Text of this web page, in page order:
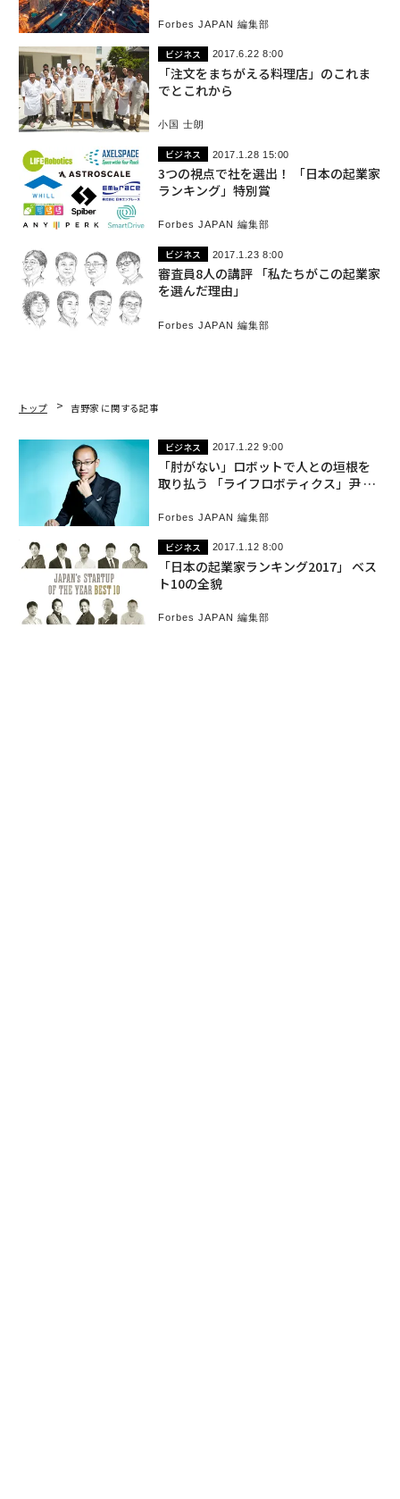
Forbes JAPAN 編集部
ビジネス 2017.6.22 8:00
「注文をまちがえる料理店」のこれま
でとこれから
小国 士朗
ビジネス 2017.1.28 15:00
3つの視点で社を選出！ 「日本の起業家
ランキング」特別賞
Forbes JAPAN 編集部
ビジネス 2017.1.23 8:00
審査員8人の講評 「私たちがこの起業家
を選んだ理由」
Forbes JAPAN 編集部
トップ 吉野家 に関する記事
ビジネス 2017.1.22 9:00
「肘がない」ロボットで人との垣根を
取り払う 「ライフロボティクス」尹 祐
Forbes JAPAN 編集部
ビジネス 2017.1.12 8:00
「日本の起業家ランキング2017」 ベス
ト10の全貌
Forbes JAPAN 編集部